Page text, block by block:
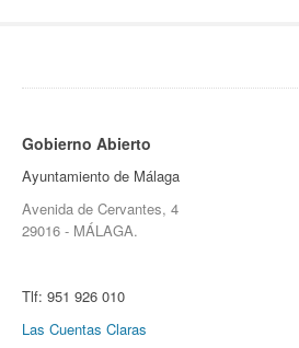
Gobierno Abierto
Ayuntamiento de Málaga
Avenida de Cervantes, 4
29016 - MÁLAGA.
Tlf: 951 926 010
Las Cuentas Claras